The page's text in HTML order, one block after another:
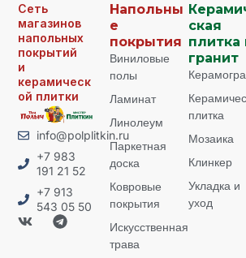
Сеть
магазинов
напольных
покрытий
и
керамическ
ой плитки
info@polplitkin.ru
+7 983
191 21 52
+7 913
543 05 50
Напольны
е
покрытия
Виниловые
полы
Ламинат
Линолеум
Паркетная
доска
Ковровые
покрытия
Искусственная
трава
ская
плитка
гранит
плитка
Мозаика
Клинкер
Укладка и
уход